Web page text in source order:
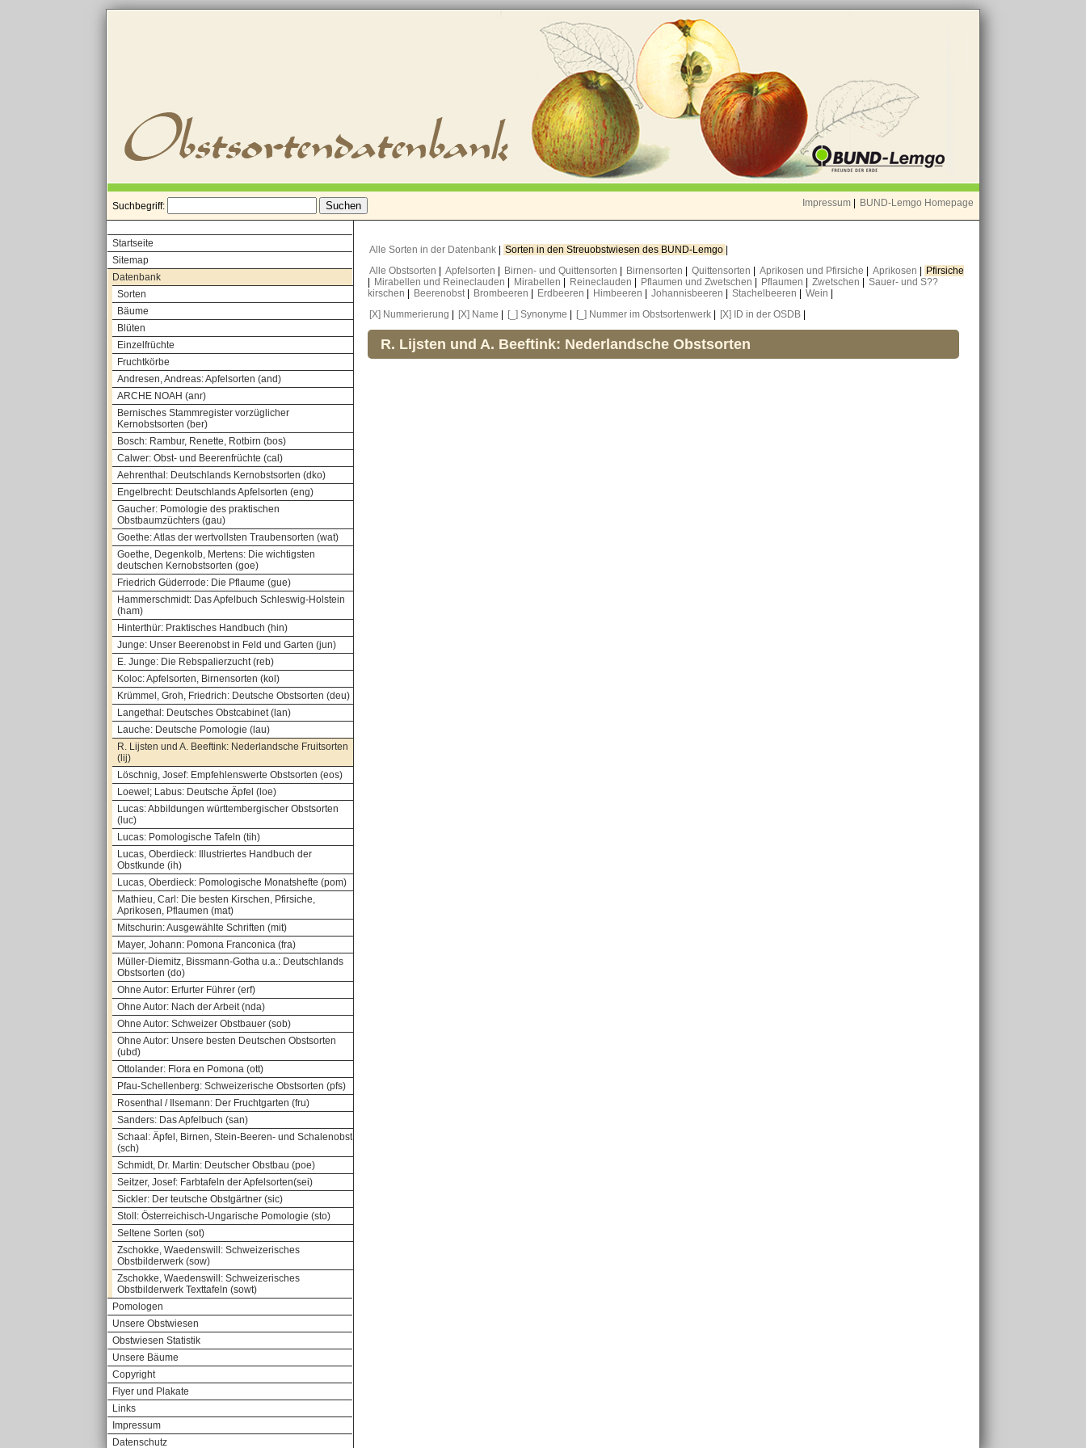
Suchbegriff: Impressum BUND-Lemgo Homepage
Startseite
Sitemap
Datenbank
Sorten
Bäume
Blüten
Einzelfrüchte
Fruchtkörbe
Andresen, Andreas: Apfelsorten (and)
ARCHE NOAH (anr)
Bernisches Stammregister vorzüglicher
Kernobstsorten (ber)
Bosch: Rambur, Renette, Rotbirn (bos)
Calwer: Obst- und Beerenfrüchte (cal)
Aehrenthal: Deutschlands Kernobstsorten (dko)
Engelbrecht: Deutschlands Apfelsorten (eng)
Gaucher: Pomologie des praktischen
Obstbaumzüchters (gau)
Goethe: Atlas der wertvollsten Traubensorten (wat)
Goethe, Degenkolb, Mertens: Die wichtigsten
deutschen Kernobstsorten (goe)
Friedrich Güderrode: Die Pflaume (gue)
Hammerschmidt: Das Apfelbuch Schleswig-Holstein
(ham)
Hinterthür: Praktisches Handbuch (hin)
Junge: Unser Beerenobst in Feld und Garten (jun)
E. Junge: Die Rebspalierzucht (reb)
Koloc: Apfelsorten, Birnensorten (kol)
Krümmel, Groh, Friedrich: Deutsche Obstsorten (deu)
Langethal: Deutsches Obstcabinet (lan)
Lauche: Deutsche Pomologie (lau)
R. Lijsten und A. Beeftink: Nederlandsche Fruitsorten
(lij)
Löschnig, Josef: Empfehlenswerte Obstsorten (eos)
Loewel; Labus: Deutsche Äpfel (loe)
Lucas: Abbildungen württembergischer Obstsorten
(luc)
Lucas: Pomologische Tafeln (tih)
Lucas, Oberdieck: Illustriertes Handbuch der
Obstkunde (ih)
Lucas, Oberdieck: Pomologische Monatshefte (pom)
Mathieu, Carl: Die besten Kirschen, Pfirsiche,
Aprikosen, Pflaumen (mat)
Mitschurin: Ausgewählte Schriften (mit)
Mayer, Johann: Pomona Franconica (fra)
Müller-Diemitz, Bissmann-Gotha u.a.: Deutschlands
Obstsorten (do)
Ohne Autor: Erfurter Führer (erf)
Ohne Autor: Nach der Arbeit (nda)
Ohne Autor: Schweizer Obstbauer (sob)
Ohne Autor: Unsere besten Deutschen Obstsorten
(ubd)
Ottolander: Flora en Pomona (ott)
Pfau-Schellenberg: Schweizerische Obstsorten (pfs)
Rosenthal / Ilsemann: Der Fruchtgarten (fru)
Sanders: Das Apfelbuch (san)
Schaal: Äpfel, Birnen, Stein-Beeren- und Schalenobst
(sch)
Schmidt, Dr. Martin: Deutscher Obstbau (poe)
Seitzer, Josef: Farbtafeln der Apfelsorten(sei)
Sickler: Der teutsche Obstgärtner (sic)
Stoll: Österreichisch-Ungarische Pomologie (sto)
Seltene Sorten (sot)
Zschokke, Waedenswill: Schweizerisches
Obstbilderwerk (sow)
Zschokke, Waedenswill: Schweizerisches
Obstbilderwerk Texttafeln (sowt)
Pomologen
Unsere Obstwiesen
Obstwiesen Statistik
Unsere Bäume
Copyright
Flyer und Plakate
Links
Impressum
Datenschutz
Alle Sorten in der Datenbank Sorten in den Streuobstwiesen des BUND-Lemgo
Alle Obstsorten
Apfelsorten Birnen- und Quittensorten Birnensorten Quittensorten Aprikosen und Pfirsiche Aprikosen
Pfirsiche
Mirabellen und Reineclauden Mirabellen Reineclauden Pflaumen und Zwetschen Pflaumen Zwetschen
Sauer- und S??
kirschen
Beerenobst Brombeeren Erdbeeren Himbeeren Johannisbeeren Stachelbeeren Wein
[X] Nummerierung
[X] Name [_] Synonyme [_] Nummer im Obstsortenwerk [X] ID in der OSDB
R. Lijsten und A. Beeftink: Nederlandsche Obstsorten